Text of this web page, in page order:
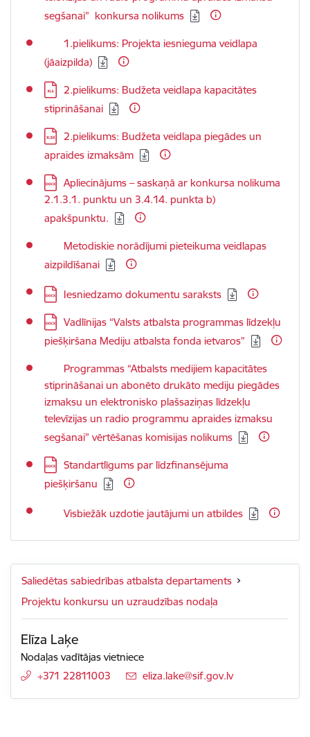
segšanai” konkursa nolikums
Lejupielādēt:
1.pielikums: Projekta iesnieguma veidlapa
(jāaizpilda)
Lejupielādēt:
2.pielikums: Budžeta veidlapa kapacitātes
stiprināšanai
Lejupielādēt:
2.pielikums: Budžeta veidlapa piegādes un
apraides izmaksām
Lejupielādēt:
Apliecinājums – saskaņā ar konkursa nolikuma
2.1.3.1. punktu un 3.4.14. punkta b)
apakšpunktu.
Lejupielādēt:
Metodiskie norādījumi pieteikuma veidlapas
aizpildīšanai
Lejupielādēt:
Iesniedzamo dokumentu saraksts
Lejupielādēt:
Vadlīnijas “Valsts atbalsta programmas līdzekļu
piešķiršana Mediju atbalsta fonda ietvaros”
Lejupielādēt:
Programmas “Atbalsts medijiem kapacitātes
stiprināšanai un abonēto drukāto mediju piegādes
izmaksu un elektronisko plašsaziņas līdzekļu
televīzijas un radio programmu apraides izmaksu
segšanai” vērtēšanas komisijas nolikums
Lejupielādēt:
Standartlīgums par līdzfinansējuma
piešķiršanu
Lejupielādēt:
Visbiežāk uzdotie jautājumi un atbildes
Saliedētas sabiedrības atbalsta departaments
Projektu konkursu un uzraudzības nodaļa
Elīza Laķe
Nodaļas vadītājas vietniece
+371 22811003
E-pasts:
eliza.lake@sif.gov.lv